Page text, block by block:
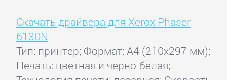
Скачать драйвера для Xerox Phaser
6130N
Тип: принтер; Формат: A4 (210x297 мм);
Печать: цветная и черно-белая;